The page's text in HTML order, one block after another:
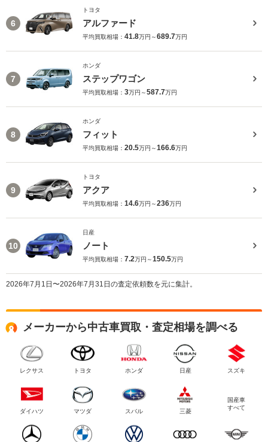
6
トヨタ
アルファード
平均買取相場： 41.8万円～689.7万円
7
ホンダ
ステップワゴン
平均買取相場： 3万円～587.7万円
8
ホンダ
フィット
平均買取相場： 20.5万円～166.6万円
9
トヨタ
アクア
平均買取相場： 14.6万円～236万円
10
日産
ノート
平均買取相場： 7.2万円～150.5万円
2026年7月1日〜2026年7月31日の査定依頼数を元に集計。
メーカーから中古車買取・査定相場を調べる
レクサス トヨタ ホンダ 日産 スズキ
ダイハツ マツダ スバル 三菱
国産車
すべて